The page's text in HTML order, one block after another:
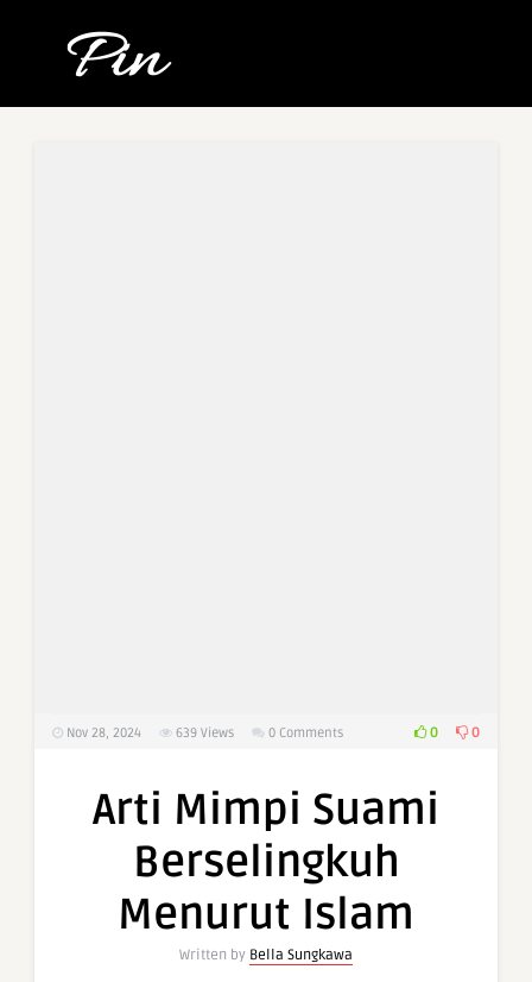
Nov 28, 2024 639 Views 0 Comments 0 0
Arti Mimpi Suami
Berselingkuh
Menurut Islam
Written by Bella Sungkawa